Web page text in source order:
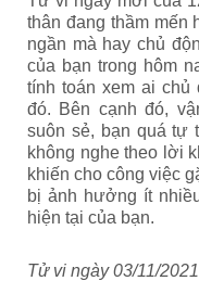
thân đang thầm mến
ngần mà hay chủ
của bạn trong hôm
tính toán xem ai
đó. Bên cạnh đó,
suôn sẻ, bạn quá tự
không nghe theo lời
khiến cho công việc
bị ảnh hưởng ít
hiện tại của bạn.
Tử vi ngày 03/11/